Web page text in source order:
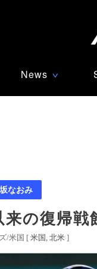
News ∨
なおみ
の復帰
/米国 [米国 北米 ]